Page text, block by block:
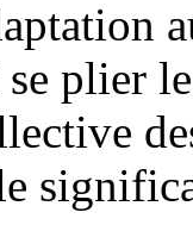
plier